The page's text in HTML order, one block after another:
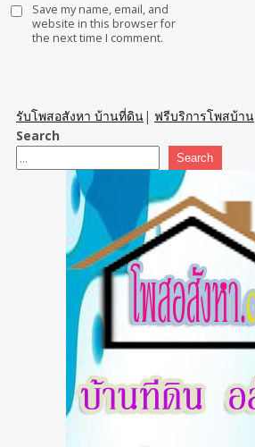
Save my name, email, and
website in this browser for
the next time I comment.
รับโพสอสังหา บ้านที่ดิน| ฟรีบริการโพสบ้าน
Search
Search